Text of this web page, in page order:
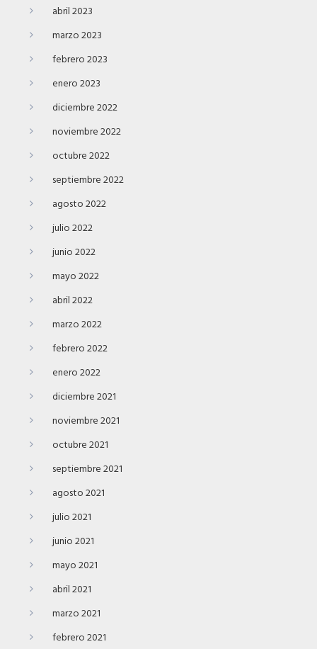
abril 2023
marzo 2023
febrero 2023
enero 2023
diciembre 2022
noviembre 2022
octubre 2022
septiembre 2022
agosto 2022
julio 2022
junio 2022
mayo 2022
abril 2022
marzo 2022
febrero 2022
enero 2022
diciembre 2021
noviembre 2021
octubre 2021
septiembre 2021
agosto 2021
julio 2021
junio 2021
mayo 2021
abril 2021
marzo 2021
febrero 2021